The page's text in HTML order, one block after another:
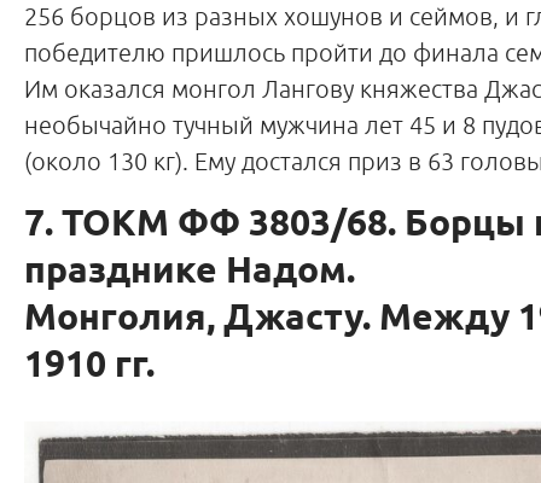
256 борцов из разных хошунов и сеймов, и
победителю пришлось пройти до финала
Им оказался монгол Лангову княжества
необычайно тучный мужчина лет 45 и 8
(около 130 кг). Ему достался приз в 63
7. ТОКМ ФФ 3803/68. Борцы
празднике Надом.
Монголия, Джасту. Между
1910 гг.